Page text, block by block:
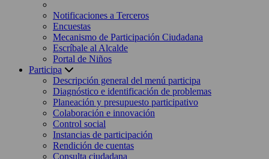
Notificaciones a Terceros
Encuestas
Mecanismo de Participación Ciudadana
Escríbale al Alcalde
Portal de Niños
Participa
Descripción general del menú participa
Diagnóstico e identificación de problemas
Planeación y presupuesto participativo
Colaboración e innovación
Control social
Instancias de participación
Rendición de cuentas
Consulta ciudadana